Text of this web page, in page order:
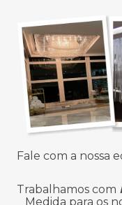
Fale com a nossa
Trabalhamos com
Medida para os